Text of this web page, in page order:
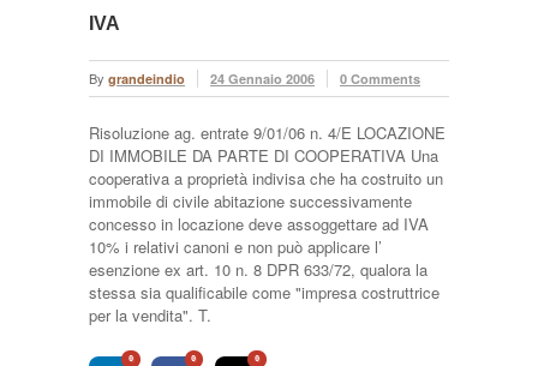
IVA
By grandeindio 24 Gennaio 2006 0 Comments
Risoluzione ag. entrate 9/01/06 n. 4/E LOCAZIONE
DI IMMOBILE DA PARTE DI COOPERATIVA Una
cooperativa a proprietà indivisa che ha costruito un
immobile di civile abitazione successivamente
concesso in locazione deve assoggettare ad IVA
10% i relativi canoni e non può applicare l’
esenzione ex art. 10 n. 8 DPR 633/72, qualora la
stessa sia qualificabile come "impresa costruttrice
per la vendita". T.
0 0 0